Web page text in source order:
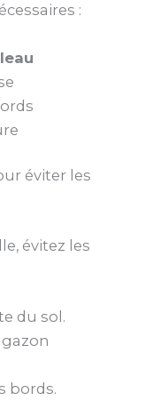
:
éviter les
évitez les
du sol.
bords.